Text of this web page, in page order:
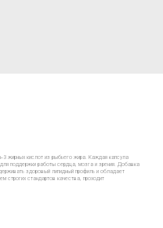
жирных кислот из рыбьего жира. Каждая капсула
поддержки работы сердца, мозга и зрения. Добавка
здоровый липидный профиль и обладает
строгих стандартов качества, проходит